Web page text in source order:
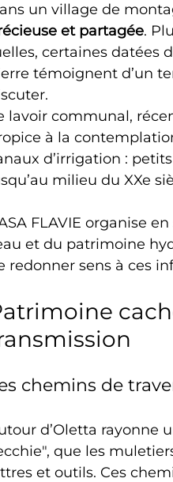
un village de
et partagée.
certaines datées
témoignent d’un
lavoir communal,
à la
d’irrigation :
milieu du XXe
FLAVIE organise
et du patrimoine
redonner sens à ces
chemins de
d’Oletta rayonne
que les
et outils. Ces